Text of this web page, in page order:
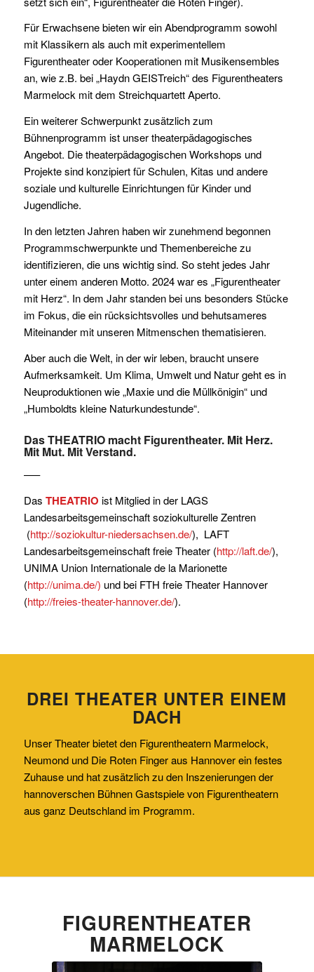
Für Erwachsene bieten wir ein Abendprogramm sowohl
mit Klassikern als auch mit experimentellem
Figurentheater oder Kooperationen mit Musikensembles
an, wie z.B. bei „Haydn GEISTreich“ des Figurentheaters
Marmelock mit dem Streichquartett Aperto.
Ein weiterer Schwerpunkt zusätzlich zum
Bühnenprogramm ist unser theaterpädagogisches
Angebot. Die theaterpädagogischen Workshops und
Projekte sind konzipiert für Schulen, Kitas und andere
soziale und kulturelle Einrichtungen für Kinder und
Jugendliche.
In den letzten Jahren haben wir zunehmend begonnen
Programmschwerpunkte und Themenbereiche zu
identifizieren, die uns wichtig sind. So steht jedes Jahr
unter einem anderen Motto. 2024 war es „Figurentheater
mit Herz“. In dem Jahr standen bei uns besonders Stücke
im Fokus, die ein rücksichtsvolles und behutsameres
Miteinander mit unseren Mitmenschen thematisieren.
Aber auch die Welt, in der wir leben, braucht unsere
Aufmerksamkeit. Um Klima, Umwelt und Natur geht es in
Neuproduktionen wie „Maxie und die Müllkönigin“ und
„Humboldts kleine Naturkundestunde“.
DasTHEATRIOmacht Figurentheater. Mit Herz.
Mit Mut. Mit Verstand.
—–
Das THEATRIO ist Mitglied in der LAGS
Landesarbeitsgemeinschaft soziokulturelle Zentren
(http://soziokultur-niedersachsen.de/), LAFT
Landesarbeitsgemeinschaft freie Theater (http://laft.de/),
UNIMA Union Internationale de la Marionette
(http://unima.de/) und bei FTH freie Theater Hannover
(http://freies-theater-hannover.de/).
DREI THEATER UNTER EINEM
DACH
Unser Theater bietet den Figurentheatern Marmelock,
Neumond und Die Roten Finger aus Hannover ein festes
Zuhause und hat zusätzlich zu den Inszenierungen der
hannoverschen Bühnen Gastspiele von Figurentheatern
aus ganz Deutschland im Programm.
FIGURENTHEATER
MARMELOCK